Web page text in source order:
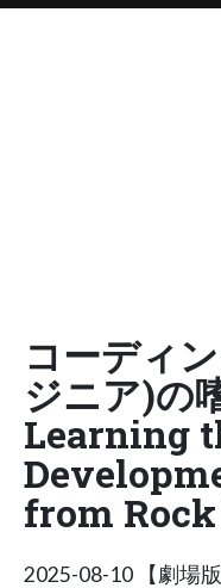
コーディ
ジニア)の
Learning
from
2025-08-10 【劇場